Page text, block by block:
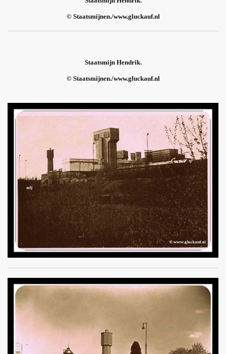
© Staatsmijnen./www.gluckauf.nl
Staatsmijn Hendrik.
© Staatsmijnen./www.gluckauf.nl